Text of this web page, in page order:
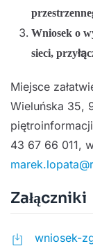
Wniosek o
sieci,
Miejsce
Wieluńska 35,
43 67 66 011,
Załączniki
wniosek-